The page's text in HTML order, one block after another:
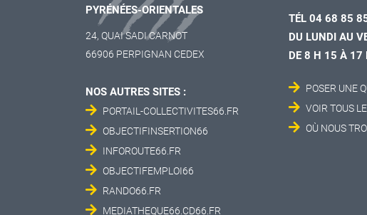
PYRÉNÉES-ORIENTALES
24, QUAI SADI CARNOT
66906 PERPIGNAN CEDEX
NOS AUTRES SITES :
PORTAIL-COLLECTIVITES66.FR
OBJECTIFINSERTION66
INFOROUTE66.FR
OBJECTIFEMPLOI66
RANDO66.FR
MEDIATHEQUE66.CD66.FR
TÉL 04 68 85
DU LUNDI AU
DE 8 H 15 À 17
POSER UNE
VOIR TOUS
OÙ NOUS